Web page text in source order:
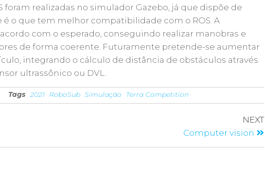
foram realizadas no simulador Gazebo, já que dispõe de
é o que tem melhor compatibilidade com o ROS. A
com o esperado, conseguindo realizar manobras e
de forma coerente. Futuramente pretende-se aumentar
integrando o cálculo de distância de obstáculos através
ultrassônico ou DVL.
Tags 2021 RoboSub Simulação Terra Competition
NEXT
Computer vision